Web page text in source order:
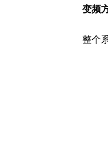
变频
整个